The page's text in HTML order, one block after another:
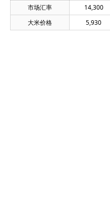
市场汇率
14,300
大米价格
5,930